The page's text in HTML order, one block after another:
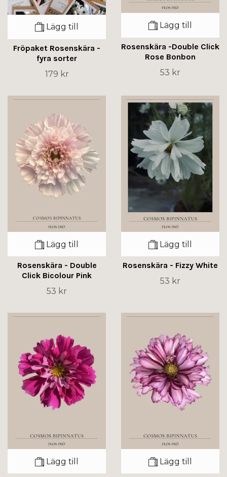
Lägg till
Fröpaket Rosenskära -
fyra sorter
179 kr
Lägg till
Rosenskära -Double Click
Rose Bonbon
53 kr
Lägg till
Rosenskära - Double
Click Bicolour Pink
53 kr
Lägg till
Rosenskära - Fizzy White
53 kr
Lägg till Lägg till